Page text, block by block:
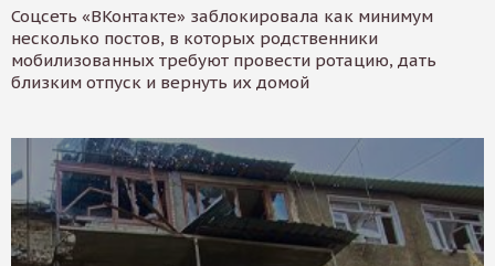
Соцсеть «ВКонтакте» заблокировала как минимум
несколько постов, в которых родственники
мобилизованных требуют провести ротацию, дать
близким отпуск и вернуть их домой